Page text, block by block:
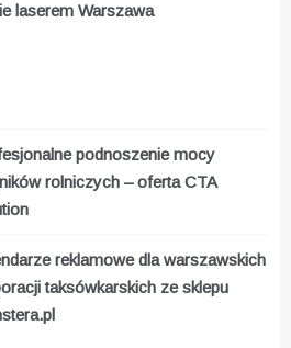
laserem Warszawa
podnoszenie mocy
rolniczych – oferta CTA
reklamowe dla warszawskich
taksówkarskich ze sklepu